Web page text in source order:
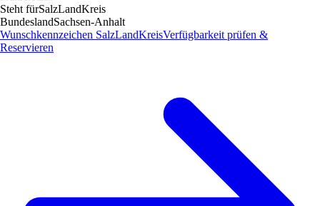
Steht fürSalzLandKreis
BundeslandSachsen-Anhalt
Wunschkennzeichen SalzLandKreisVerfügbarkeit prüfen &
Reservieren